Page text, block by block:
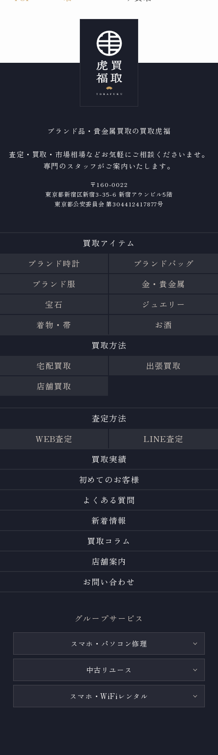
ブランド品・貴金属買取の買取虎福
査定・買取・市場相場などお気軽にご相談くださいませ。
専門のスタッフがご案内いたします。
〒160-0022
東京都新宿区新宿3-35-6 新宿アウンビル5階
東京都公安委員会 第304412417877号
買取アイテム
ブランド時計
ブランドバッグ
ブランド服
金・貴金属
宝石
ジュエリー
着物・帯
お酒
買取方法
宅配買取
出張買取
店舗買取
査定方法
WEB査定
LINE査定
買取実績
初めてのお客様
よくある質問
新着情報
買取コラム
店舗案内
お問い合わせ
グループサービス
スマホ・パソコン修理
中古リユース
スマホ・WiFiレンタル